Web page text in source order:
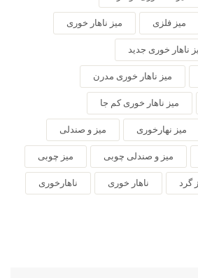
میز فلزی میز ناهار خوری
ناهار خوری جدید
میز ناهار خوری مدرن
میز ناهار خوری کم جا
میز نهارخوری میز و صندلی
میز و صندلی چوبی میز چوبی
گرد ناهار خوری ناهارخوری